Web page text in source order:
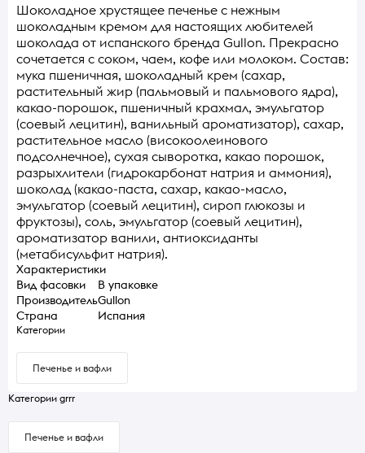
Шоколадное хрустящее печенье с нежным
шоколадным кремом для настоящих любителей
шоколада от испанского бренда Gullon. Прекрасно
сочетается с соком, чаем, кофе или молоком. Состав:
мука пшеничная, шоколадный крем (сахар,
растительный жир (пальмовый и пальмового ядра),
какао-порошок, пшеничный крахмал, эмульгатор
(соевый лецитин), ванильный ароматизатор), сахар,
растительное масло (високоолеинового
подсолнечное), сухая сыворотка, какао порошок,
разрыхлители (гидрокарбонат натрия и аммония),
шоколад (какао-паста, сахар, какао-масло,
эмульгатор (соевый лецитин), сироп глюкозы и
фруктозы), соль, эмульгатор (соевый лецитин),
ароматизатор ванили, антиоксиданты
(метабисульфит натрия).
Характеристики
Вид фасовки
В упаковке
ПроизводительGullon
Страна
Испания
Категории
Печенье и вафли
Категории grrr
Печенье и вафли